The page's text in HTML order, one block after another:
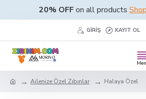
20% OFFon all products
GIRIŞ KAYIT OL
Ailenize Özel Zıbınlar Halaya Özel